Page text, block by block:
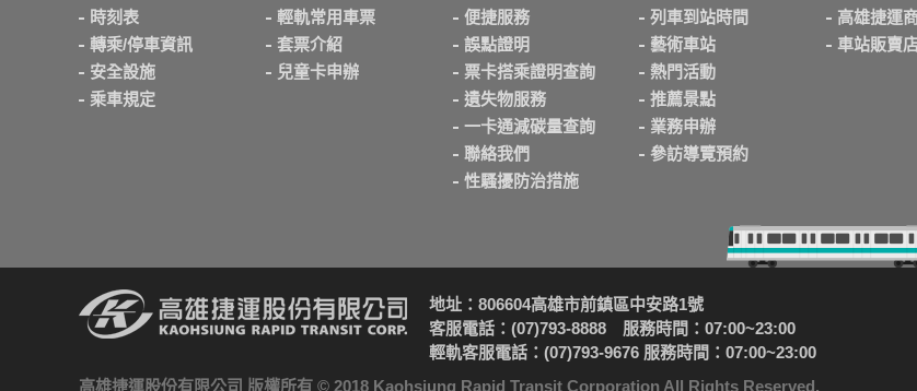
時刻表
轉乘/停車資訊
安全設施
乘車規定
輕軌常用車票
套票介紹
兒童卡申辦
便捷服務
誤點證明
票卡搭乘證明查詢
遺失物服務
一卡通減碳量查詢
聯絡我們
性騷擾防治措施
列車到站時間
藝術車站
熱門活動
推薦景點
業務申辦
參訪導覽預約
高雄捷運
車站販賣
地址：806604高雄市前鎮區中安路1號
客服電話：(07)793-8888 服務時間：07:00~23:00
輕軌客服電話：(07)793-9676 服務時間：07:00~23:00
高雄捷運股份有限公司 版權所有 © 2018 Kaohsiung Rapid Transit Corporation All Rights Reserved.